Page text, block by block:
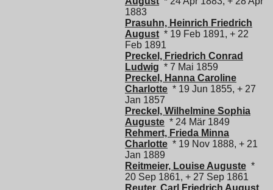
1883
Prasuhn, Heinrich Friedrich
August * 19 Feb 1891, + 22
Feb 1891
Preckel, Friedrich Conrad
Ludwig * 7 Mai 1859
Preckel, Hanna Caroline
Charlotte * 19 Jun 1855, + 27
Jan 1857
Preckel, Wilhelmine Sophia
Auguste * 24 Mär 1849
Rehmert, Frieda Minna
Charlotte * 19 Nov 1888, + 21
Jan 1889
Reitmeier, Louise Auguste *
20 Sep 1861, + 27 Sep 1861
Reuter, Carl Friedrich August